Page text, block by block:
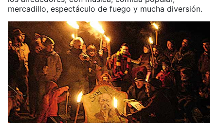
mercadillo, espectáculo de fuego y mucha diversión.